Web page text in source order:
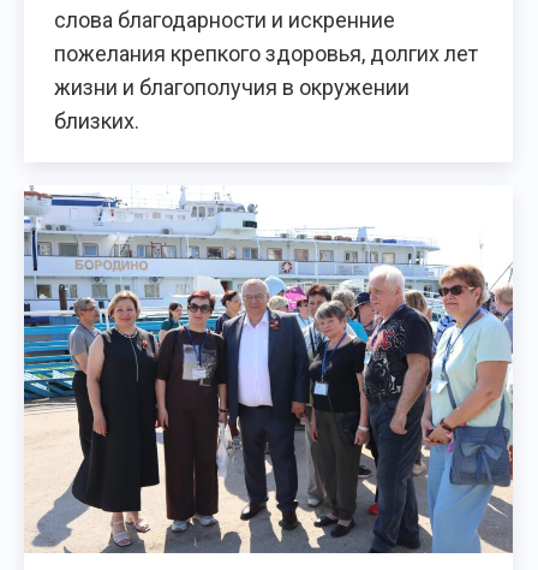
слова благодарности и искренние
пожелания крепкого здоровья, долгих лет
жизни и благополучия в окружении
близких.